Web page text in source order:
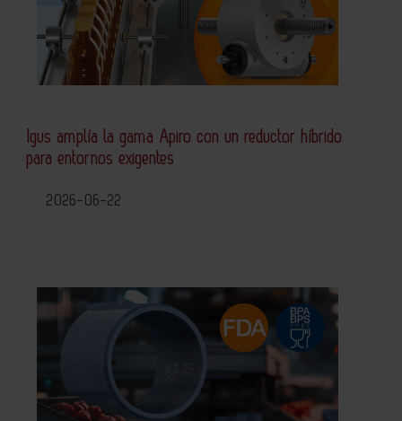
Igus amplía la gama Apiro con un reductor híbrido
para entornos exigentes
2026-06-22